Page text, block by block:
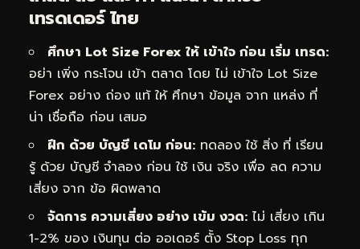
เทรดเดอร์ ไทย
ศึกษา Lot Size Forex ให้ เข้าใจ ก่อน เริ่ม เทรด:
อย่า เพิ่ง กระโจน เข้า ตลาด โดย ไม่ เข้าใจ Lot Size
Forex อย่าง ถ่อง แท้ ให้ ศึกษา ข้อมูล จาก แหล่ง ที่
น่า เชื่อถือ ก่อน เสมอ
ฝึก ด้วย บัญชี เดโม ก่อน: ทดลอง ใช้ สิ่ง ที่ เรียน
รู้ ด้วย บัญชี จำลอง ก่อน ใช้ เงิน จริง เพื่อ ลด ความ
เสี่ยง จาก ข้อ ผิดพลาด
จัดการ ความเสี่ยง อย่าง เข้ม งวด: ไม่ เสี่ยง เกิน
1-2% ของ เงินทุน ต่อ ออเดอร์ ตั้ง Stop Loss ทุก